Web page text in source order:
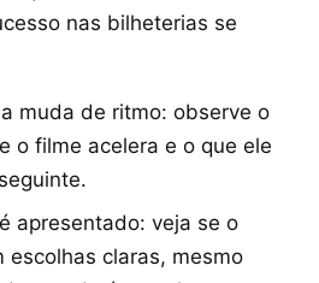
nas bilheterias se
muda de ritmo: observe o
o filme acelera e o que ele
apresentado: veja se o
escolhas claras, mesmo